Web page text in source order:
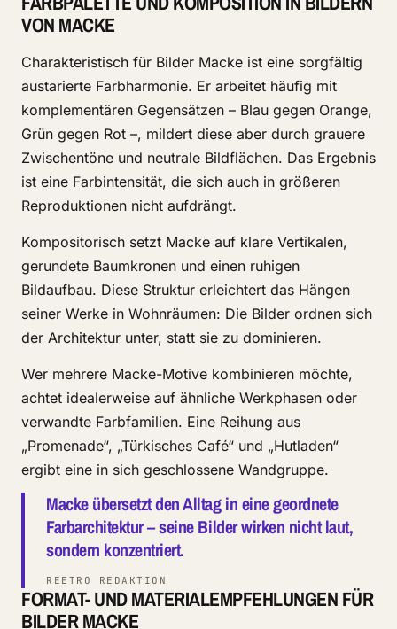
VON MACKE
Charakteristisch für Bilder Macke ist eine sorgfältig
austarierte Farbharmonie. Er arbeitet häufig mit
komplementären Gegensätzen – Blau gegen Orange,
Grün gegen Rot –, mildert diese aber durch grauere
Zwischentöne und neutrale Bildflächen. Das Ergebnis
ist eine Farbintensität, die sich auch in größeren
Reproduktionen nicht aufdrängt.
Kompositorisch setzt Macke auf klare Vertikalen,
gerundete Baumkronen und einen ruhigen
Bildaufbau. Diese Struktur erleichtert das Hängen
seiner Werke in Wohnräumen: Die Bilder ordnen sich
der Architektur unter, statt sie zu dominieren.
Wer mehrere Macke-Motive kombinieren möchte,
achtet idealerweise auf ähnliche Werkphasen oder
verwandte Farbfamilien. Eine Reihung aus
„Promenade“, „Türkisches Café“ und „Hutladen“
ergibt eine in sich geschlossene Wandgruppe.
Macke übersetzt den Alltag in eine geordnete
Farbarchitektur – seine Bilder wirken nicht laut,
sondern konzentriert.
REETRO REDAKTION
FORMAT- UND MATERIALEMPFEHLUNGEN FÜR
BILDER MACKE